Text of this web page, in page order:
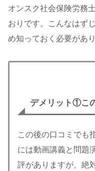
オンスク社会保険労務
おりです。こんなはず
め知っておく必要があり
デメリット①こ
この後の口コミでも
には動画講義と問題
評がありますが、絶